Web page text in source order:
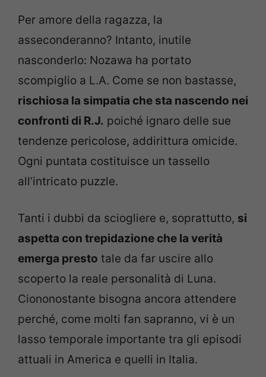
Per amore della ragazza, la
asseconderanno? Intanto, inutile
nasconderlo: Nozawa ha portato
scompiglio a L.A. Come se non bastasse,
rischiosa la simpatia che sta nascendo nei
confronti di R.J. poiché ignaro delle sue
tendenze pericolose, addirittura omicide.
Ogni puntata costituisce un tassello
all’intricato puzzle.
Tanti i dubbi da sciogliere e, soprattutto, si
aspetta con trepidazione che la verità
emerga presto tale da far uscire allo
scoperto la reale personalità di Luna.
Ciononostante bisogna ancora attendere
perché, come molti fan sapranno, vi è un
lasso temporale importante tra gli episodi
attuali in America e quelli in Italia.